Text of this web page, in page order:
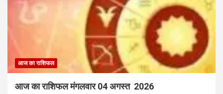
आज का राशिफल
आज का राशिफल मंगलवार 04 अगस्त 2026